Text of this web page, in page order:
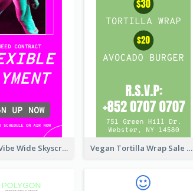
Jazz Funk Vibe Wide Skyscraper Banner Vegan Tortilla Wrap Sale Wide Skyscraper Banner